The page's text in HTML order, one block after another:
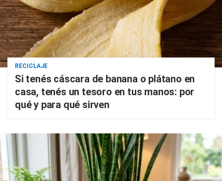
RECICLAJE
Si tenés cáscara de banana o plátano en
casa, tenés un tesoro en tus manos: por
qué y para qué sirven